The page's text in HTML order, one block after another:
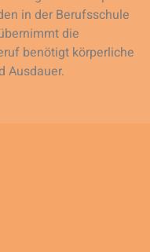
in der Berufsschule
die
benötigt körperliche
Ausdauer.